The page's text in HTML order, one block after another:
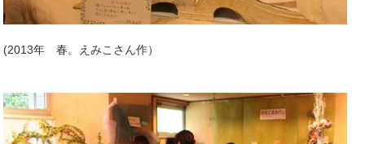
(2013年 春。えみこさん作）